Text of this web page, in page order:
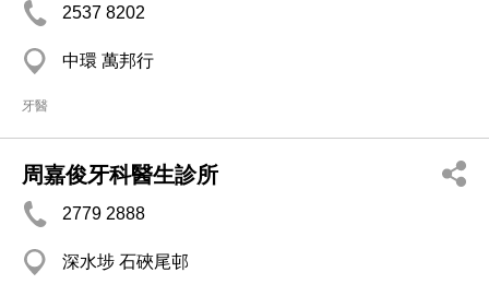
2537 8202
中環 萬邦行
牙醫
周嘉俊牙科醫生診所
2779 2888
深水埗 石硤尾邨